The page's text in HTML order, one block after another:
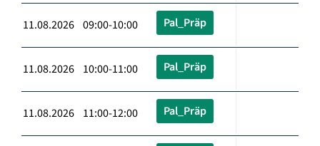
11.08.2026 09:00-10:00 Pal_Präp
11.08.2026 10:00-11:00 Pal_Präp
11.08.2026 11:00-12:00 Pal_Präp